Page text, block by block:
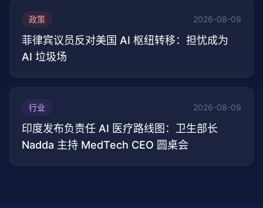
政策 2026-08-09
菲律宾议员反对美国 AI 枢纽转移：担忧成为
AI 垃圾场
行业 2026-08-09
印度发布负责任 AI 医疗路线图：卫生部长
Nadda 主持 MedTech CEO 圆桌会